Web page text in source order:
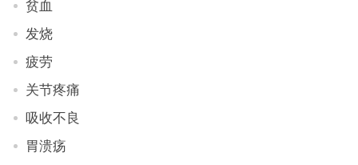
贫血
发烧
疲劳
关节疼痛
吸收不良
胃溃疡